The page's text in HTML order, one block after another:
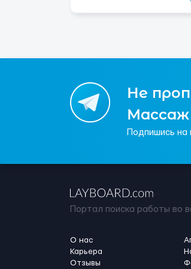
Не
Массаж
Подпишись
Портал поиска работы во
О нас
Карьера
Отзывы